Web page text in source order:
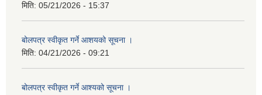
मिति: 05/21/2026 - 15:37
बोलपत्र स्वीकृत गर्ने आशयको सूचना ।
मिति: 04/21/2026 - 09:21
बोलपत्र स्वीकृत गर्ने आश्यको सूचना ।